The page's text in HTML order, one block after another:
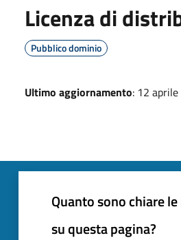
Licenza di
Pubblico dominio
Ultimo aggiornamento: 12
Quanto sono chiare
su questa pagina?